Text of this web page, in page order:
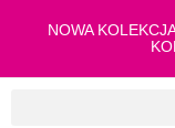
NOWA